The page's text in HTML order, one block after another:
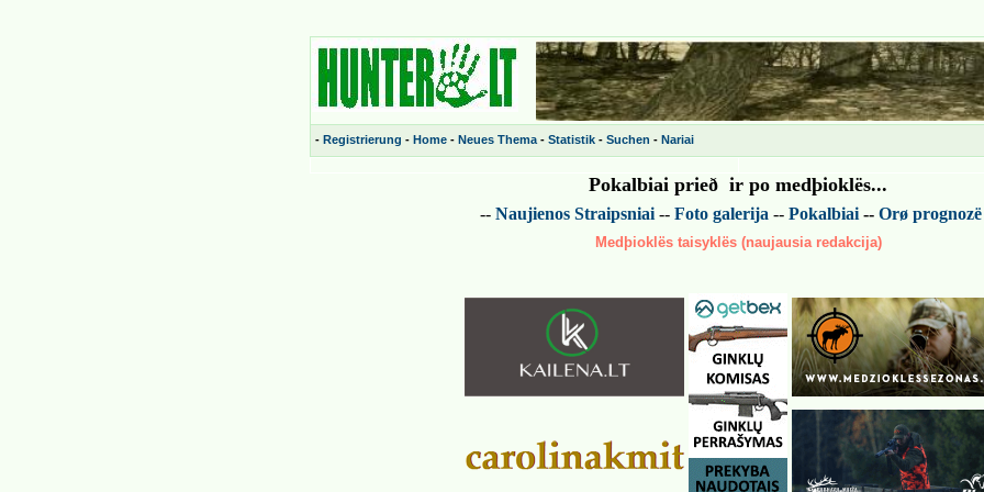
- Registrierung - Home - Neues Thema - Statistik - Suchen - Nariai
Pokalbiai prieð ir po medþioklës...
-- Naujienos Straipsniai-- Foto galerija -- Pokalbiai -- Orøprognozë
Medþioklës taisyklës (naujausia redakcija)